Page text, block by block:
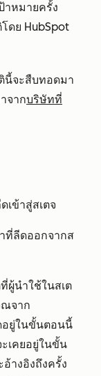
าหมายครั้ง
ดย HubSpot
จะสืบทอดมา
จากบริษัทที่
เข้าสู่สเตจ
ที่ลีดออกจากส
ผู้นำใช้ในสเต
ณจาก
อยู่ในขั้นตอนนี้
เคยอยู่ในขั้น
างอิงถึงครั้ง